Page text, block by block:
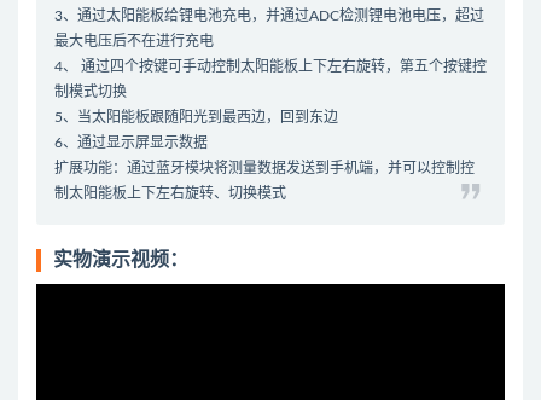
3、通过太阳能板给锂电池充电，并通过ADC检测锂电池电压，超过
最大电压后不在进行充电
4、 通过四个按键可手动控制太阳能板上下左右旋转，第五个按键控
制模式切换
5、当太阳能板跟随阳光到最西边，回到东边
6、通过显示屏显示数据
扩展功能：通过蓝牙模块将测量数据发送到手机端，并可以控制控
制太阳能板上下左右旋转、切换模式
实物演示视频：